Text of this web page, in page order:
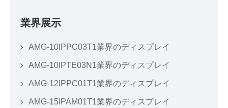
業界展示
AMG-10IPPC03T1業界のディスプレイ
AMG-10IPTE03N1業界のディスプレイ
AMG-12IPPC01T1業界のディスプレイ
AMG-15IPAM01T1業界のディスプレイ